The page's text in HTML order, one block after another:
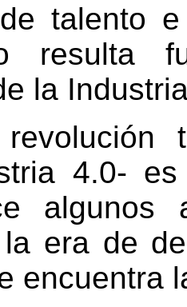
talento
resulta
la
4.0-
algunos
era de
encuentra